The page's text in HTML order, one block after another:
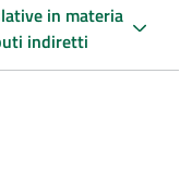
in materia
indiretti